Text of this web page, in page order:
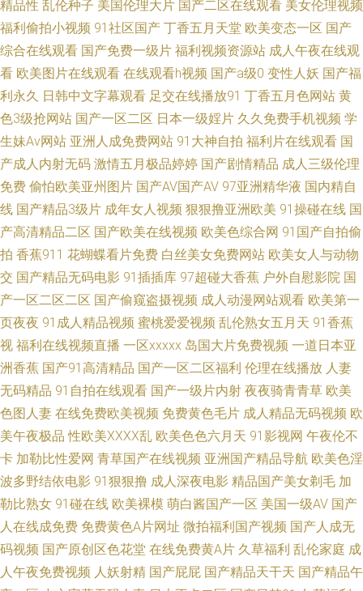
丝中文字幕 人人添人人操 国产精品久久日韩 www撸撸色com 亚洲欧洲日韩
综合AV 人人插人人爽经典官网 国产一卡二区 91伪娘看片网站 色妹子操逼 久
人 日韩福利电影院 久久青草国产 a欧美精品 亚洲不卡卡 欧州色网 成人a站
97超碰碰人人爱人人看 97人人超碰自拍 AV正品三级色导航 操爆79 91丝瓜
网站 四房bobo 国产一区二区精品网站 99性爱视频在线观看 亚洲AV网站 欧
美压二区三区一 插插天天色 亚洲六十五页 欧美中文字 肏肏逼网 亚洲AB在线
播放 欧美一卡不卡二卡三卡 岛国午夜视频 www99爱com 午夜看片91 AV天
堂伦理片 亚洲一级在线 人人美剧官方网站 国产传媒不卡 91精品色 日韩无码
网址 国产主播日韩欧美在线播放 91玉米视频 四虎永久蜜 久草在线色 97夫妻
午夜精品福利 性感丝袜Av网址三区 青青草精品七线 成人91快播 一区在线免
费 人人爱人人超碰 第一精品91导航 最新伦理片 日本不卡视频 国产微拍 91
热爆国产一区 日韩欧美亚洲国产中文字幕 久久超碰青草 超碰日日夜夜 超碰
在线蜜桃 激情文学视频伦理探花 色天天综合网 新金瓶迅雷下载 91干逼资源
精品性 乱伦种子 美国伦理大片 国产二区在线观看 美女伦理视频
福利偷拍小视频 91社区国产 丁香五月天堂 欧美变态一区 国产
综合在线观看 国产免费一级片 福利视频资源站 成人午夜在线观
看 欧美图片在线观看 在线观看h视频 国产a级0 变性人妖 国产福
利永久 日韩中文字幕观看 足交在线播放91 丁香五月色网站 黄
色3级抢网站 国产一区二区 日本一级婬片 久久免费手机视频 学
生妹Av网站 亚洲人成免费网站 91大神自拍 福利片在线观看 国
产成人内射无码 激情五月极品婷婷 国产剧情精品 成人三级伦理
免费 偷怕欧美亚州图片 国产AV国产AV 97亚洲精华液 国内精自
线 国产精品3级片 成年女人视频 狠狠撸亚洲欧美 91操碰在线 国
产高清精品二区 国产欧美在线视频 欧美色综合网 91国产自拍偷
拍 香蕉911 花蝴蝶看片免费 白丝美女免费网站 欧美女人与动物
交 国产精品无码电影 91插插库 97超碰大香蕉 户外自慰影院 国
产一区二区二区 国产偷窥盗摄视频 成人动漫网站观看 欧美第一
页夜夜 91成人精品视频 蜜桃爱爱视频 乱伦熟女五月天 91香蕉
视 福利在线视频直播 一区xxxxx 岛国大片免费视频 一道日本亚
洲香蕉 国产91高清精品 国产一区二区福利 伦理在线播放 人妻
无码精品 91自拍在线观看 国产一级片内射 夜夜骑青青草 欧美
色图人妻 在线免费欧美视频 免费黄色毛片 成人精品无码视频 欧
美午夜极品 性欧美ⅩⅩⅩⅩ乱 欧美色色六月天 91影视网 午夜伦不
卡 加勒比性爱网 青草国产在线视频 亚洲国产精品导航 欧美色淫
波多野结依电影 91狠狠撸 成人深夜电影 精品国产美女剃毛 加
勒比熟女 91碰在线 欧美裸模 萌白酱国产一区 美国一级AV 国产
人在线成免费 免费黄色A片网址 微拍福利国产视频 国产人成无
码视频 国产原创区色花堂 在线免费黄A片 久草福利 乱伦家庭 成
人午夜免费视频 人妖射精 国产屁屁 国产精品天干天 国产精品午